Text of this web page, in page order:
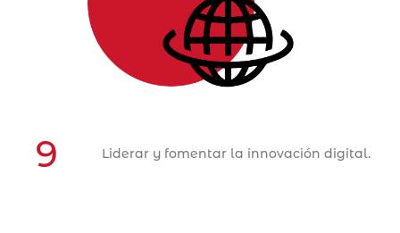
ACCIONES
9 Liderar y fomentar la innovación digital.